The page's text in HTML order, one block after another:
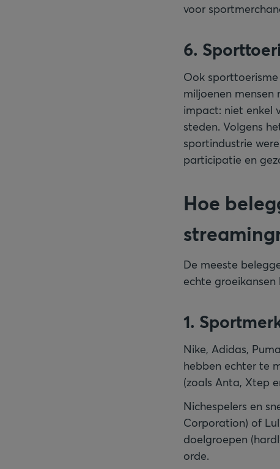
voor
6.
Ook
miljoenen mensen
impact: niet enkel
steden. Volgens
sportindustrie
participatie en
Hoe
De meeste
echte
1.
Nike, Adidas,
hebben echter te
(zoals Anta, Xtep
Nichespelers en
Corporation) of
doelgroepen
orde.